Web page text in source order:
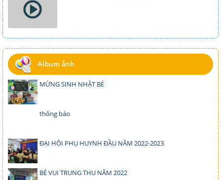
Album ảnh
MỪNG SINH NHẬT BÉ
thông báo
ĐẠI HỘI PHỤ HUYNH ĐẦU NĂM 2022-2023
BÉ VUI TRUNG THU NĂM 2022